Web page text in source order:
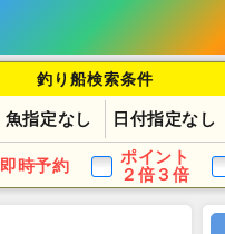
釣り船検索条件
魚指定なし 日付指定なし
即時予約
ポイント
２倍３倍